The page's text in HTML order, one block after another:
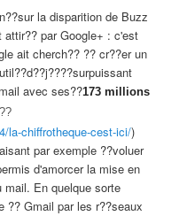
la disparition de Buzz
par Google+ : c'est
ait cherch?? ?? cr??er un
avec ses??173 millions
la-chiffrotheque-cest-ici/)
par exemple ??voluer
d'amorcer la mise en
En quelque sorte
?? Gmail par les r??seaux